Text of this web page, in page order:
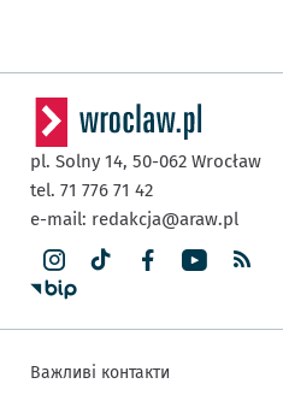
pl. Solny 14, 50-062 Wrocław
tel. 71 776 71 42
e-mail: redakcja@araw.pl
Важливі контакти